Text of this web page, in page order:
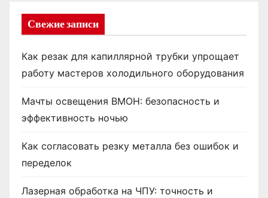
Свежие записи
Как резак для капиллярной трубки упрощает
работу мастеров холодильного оборудования
Мачты освещения ВМОН: безопасность и
эффективность ночью
Как согласовать резку металла без ошибок и
переделок
Лазерная обработка на ЧПУ: точность и